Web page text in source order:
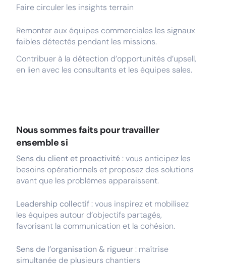
Faire circuler les insights terrain
Remonter aux équipes commerciales les signaux
faibles détectés pendant les missions.
Contribuer à la détection d’opportunités d’upsell,
en lien avec les consultants et les équipes sales.
Nous sommes faits pour travailler
ensemble si
Sens du client et proactivité: vous anticipez les
besoins opérationnels et proposez des solutions
avant que les problèmes apparaissent.
Leadership collectif: vous inspirez et mobilisez
les équipes autour d’objectifs partagés,
favorisant la communication et la cohésion.
Sens de l’organisation & rigueur: maîtrise
simultanée de plusieurs chantiers